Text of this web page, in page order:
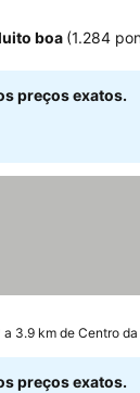
boa (1.284
preços exatos.
a 3.9 km de Centro
preços exatos.